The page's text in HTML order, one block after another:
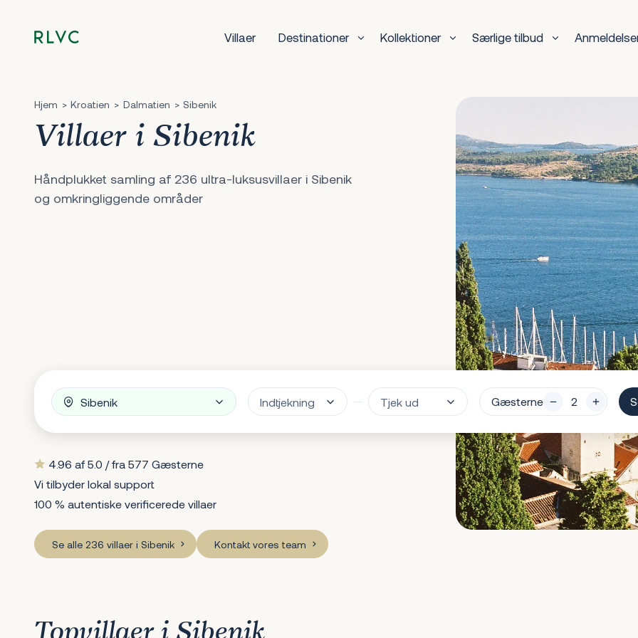
Villaer Destinationer Kollektioner Særlige tilbud
Hjem Kroatien Dalmatien Sibenik
Villaer i Sibenik
Håndplukket samling af 236 ultra-luksusvillaer i Sibenik
og omkringliggende områder
Gæsterne
4.96 af 5.0 / fra 577 Gæsterne
Vi tilbyder lokal support
100 % autentiske verificerede villaer
Se alle 236 villaer i Sibenik Kontakt vores team